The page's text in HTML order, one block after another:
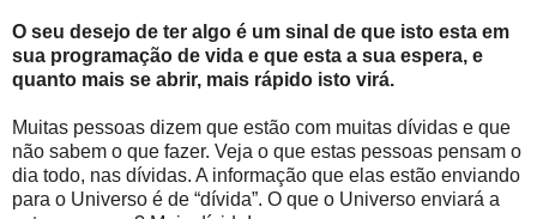
O seu desejo de ter algo é um sinal de que isto esta em
sua programação de vida e que esta a sua espera, e
quanto mais se abrir, mais rápido isto virá.
Muitas pessoas dizem que estão com muitas dívidas e que
não sabem o que fazer. Veja o que estas pessoas pensam o
dia todo, nas dívidas. A informação que elas estão enviando
para o Universo é de “dívida”. O que o Universo enviará a